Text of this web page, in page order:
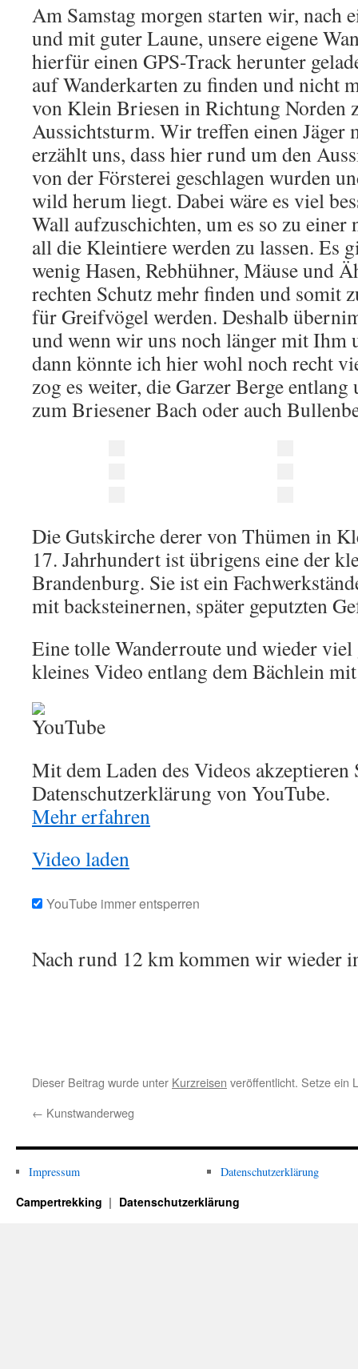
Am Samstag morgen starten wir, nach
und mit guter Laune, unsere eigene
hierfür einen GPS-Track herunter
auf Wanderkarten zu finden und nicht
von Klein Briesen in Richtung Norden
Aussichtsturm. Wir treffen einen Jäger
erzählt uns, dass hier rund um den
von der Försterei geschlagen wurden
wild herum liegt. Dabei wäre es viel
Wall aufzuschichten, um es so zu einer
all die Kleintiere werden zu lassen. Es
wenig Hasen, Rebhühner, Mäuse und
rechten Schutz mehr finden und somit
für Greifvögel werden. Deshalb
und wenn wir uns noch länger mit Ihm
dann könnte ich hier wohl noch recht
zog es weiter, die Garzer Berge
zum Briesener Bach oder auch
Die Gutskirche derer von Thümen in
17. Jahrhundert ist übrigens eine der
Brandenburg. Sie ist ein
mit backsteinernen, später geputzten
Eine tolle Wanderroute und wieder
kleines Video entlang dem Bächlein
Mit dem Laden des Videos akzeptieren
Datenschutzerklärung von YouTube.
Mehr erfahren
Video laden
YouTube immer entsperren
Nach rund 12 km kommen wir wieder
Dieser Beitrag wurde unter Kurzreisen veröffentlicht. Setze ein
← Kunstwanderweg
Impressum Datenschutzerklärung
Campertrekking Datenschutzerklärung